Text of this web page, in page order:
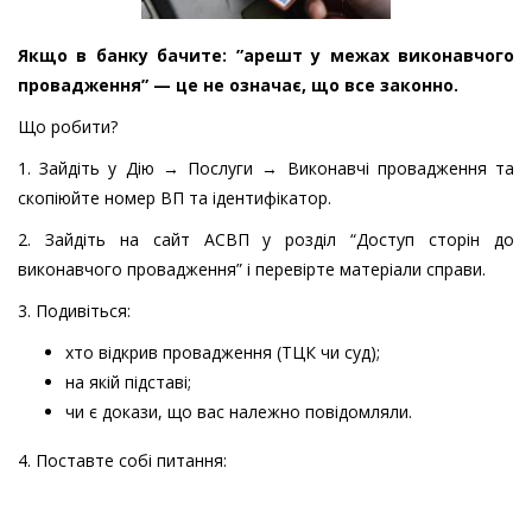
Якщо в банку бачите: ”арешт у межах виконавчого
провадження” — це не означає, що все законно.
Що робити?
1. Зайдіть у Дію → Послуги → Виконавчі провадження та
скопіюйте номер ВП та ідентифікатор.
2. Зайдіть на сайт АСВП у розділ “Доступ сторін до
виконавчого провадження” і перевірте матеріали справи.
3. Подивіться:
хто відкрив провадження (ТЦК чи суд);
на якій підставі;
чи є докази, що вас належно повідомляли.
4. Поставте собі питання: